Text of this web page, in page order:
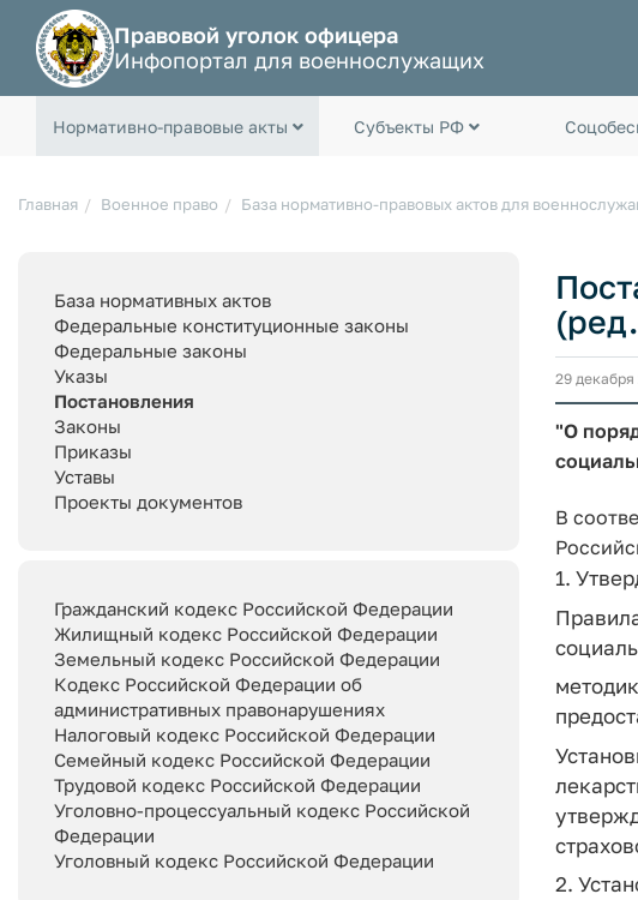
Правовой уголок офицера
Инфопортал для военнослужащих
Нормативно-правовые акты Субъекты РФ
Главная Военное право База нормативно-правовых актов для
База нормативных актов
Федеральные конституционные законы
Федеральные законы
Указы
Постановления
Законы
Приказы
Уставы
Проекты документов
Гражданский кодекс Российской Федерации
Жилищный кодекс Российской Федерации
Земельный кодекс Российской Федерации
Кодекс Российской Федерации об
административных правонарушениях
Налоговый кодекс Российской Федерации
Семейный кодекс Российской Федерации
Трудовой кодекс Российской Федерации
Уголовно-процессуальный кодекс Российской
Федерации
Уголовный кодекс Российской Федерации
29
"О
В
1.
2.